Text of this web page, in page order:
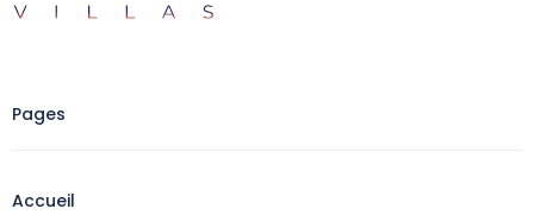
Pages
Accueil